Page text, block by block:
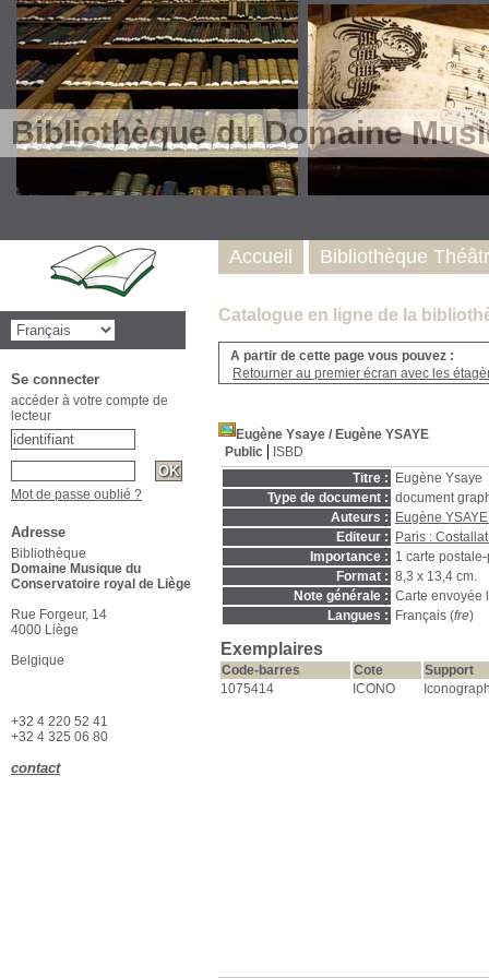
Bibliothèque du Domaine
Catalogue en ligne de la
A partir de cette page vous pouvez :
Retourner au premier écran avec les
Eugène Ysaye / Eugène YSAYE
Public
ISBD
Titre :
Eugène Ysaye
Type de document : document
Auteurs :
Eugène
Editeur :
Paris :
Importance : 1 carte
Format : 8,3 x 13,4 cm.
Note générale : Carte envoyée
Langues :
Français (fre)
Exemplaires
Code-barres Cote
Support
1075414
ICONO
Accueil Bibliothèque
Se connecter
accéder à votre compte de
lecteur
Mot de passe oublié ?
Adresse
Bibliothèque
Domaine Musique du
Conservatoire royal de Liège
Rue Forgeur, 14
4000 Liège
Belgique
+32 4 220 52 41
+32 4 325 06 80
contact